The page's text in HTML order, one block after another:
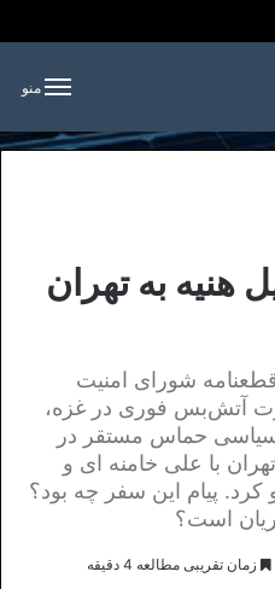
منو
هنیه به تهران
شورای امنیت
آتش‌بس فوری در غزه،
سیاسی حماس مستقر در
با علی خامنه ای و
کرد. پیام این سفر چه بود؟
است؟
زمان تقریبی مطالعه 4 دقیقه